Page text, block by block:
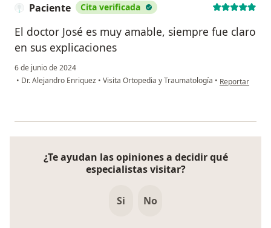
Paciente Cita verificada
El doctor José es muy amable, siempre fue claro
en sus explicaciones
6 de junio de 2024
• Dr. Alejandro Enriquez • Visita Ortopedia y Traumatología • en opinión del
Reportar
¿Te ayudan las opiniones a decidir qué
especialistas visitar?
Si No